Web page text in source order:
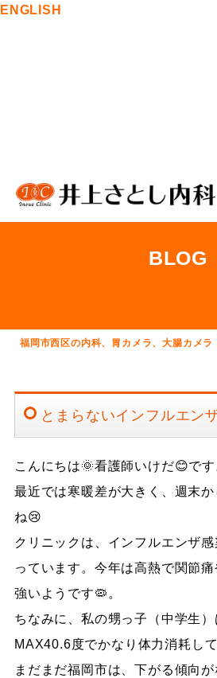
ENGLISH
BLOG
福岡市西区の内科、胃カメラ、大腸カメラ
とまらないインフルエン
こんにちは🌞看護師いけだ😊です
最近では寒暖差が大きく、週末
ね😢
クリニックは、インフルエンザ
っています。今年は高熱で関節
強いようです🦠。
ちなみに、私の甥っ子（中学生）
MAX40.6度でかなり体力消耗して
まだまだ福岡市は、下がる傾向